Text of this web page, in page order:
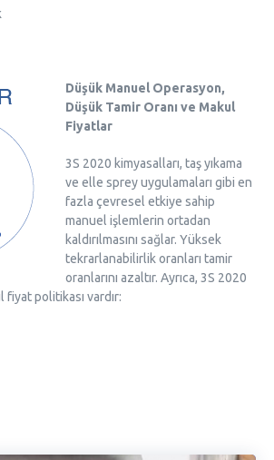
Düşük Manuel Operasyon,
Düşük Tamir Oranı ve Makul
Fiyatlar
3S 2020 kimyasalları, taş yıkama
ve elle sprey uygulamaları gibi en
fazla çevresel etkiye sahip
manuel işlemlerin ortadan
kaldırılmasını sağlar. Yüksek
tekrarlanabilirlik oranları tamir
oranlarını azaltır. Ayrıca, 3S 2020
fiyat politikası vardır: